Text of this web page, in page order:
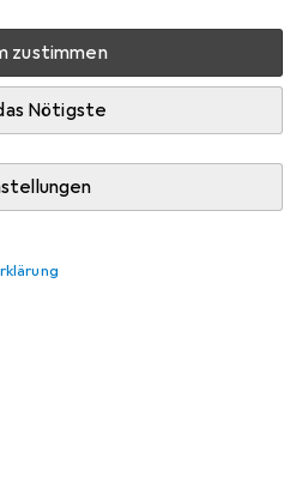
zustimmen
Nötigste
ist die ideale Wahl